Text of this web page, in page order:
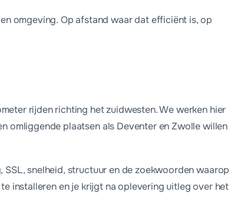
en omgeving. Op afstand waar dat efficiënt is, op
rijden richting het zuidwesten. We werken hier
omliggende plaatsen als Deventer en Zwolle willen
snelheid, structuur en de zoekwoorden waarop
installeren en je krijgt na oplevering uitleg over het